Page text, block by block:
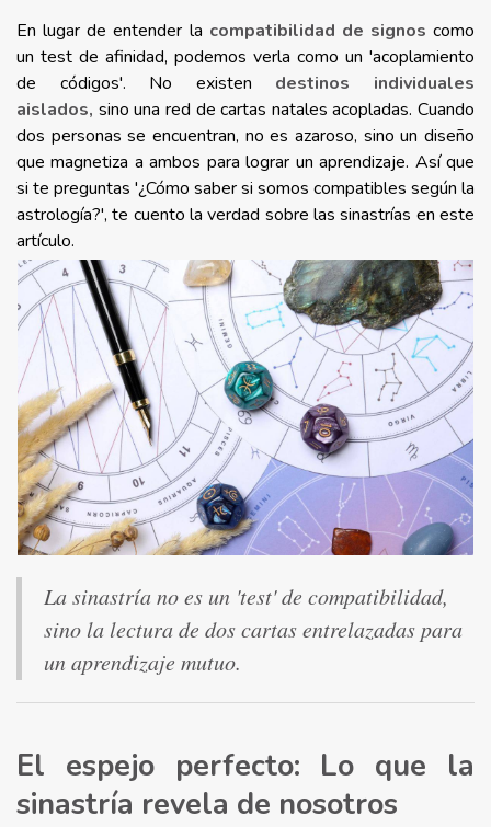
En lugar de entender la compatibilidad de signos como
un test de afinidad, podemos verla como un 'acoplamiento
de códigos'. No existen destinos individuales
aislados, sino una red de cartas natales acopladas. Cuando
dos personas se encuentran, no es azaroso, sino un diseño
que magnetiza a ambos para lograr un aprendizaje. Así que
si te preguntas '¿Cómo saber si somos compatibles según la
astrología?', te cuento la verdad sobre las sinastrías en este
artículo.
La sinastría no es un 'test' de compatibilidad,
sino la lectura de dos cartas entrelazadas para
un aprendizaje mutuo.
El espejo perfecto: Lo que la
sinastría revela de nosotros